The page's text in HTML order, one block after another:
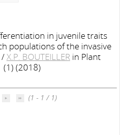
in juvenile traits
populations of the invasive
/X.P. BOUTEILLER in Plant
(1) (2018)
(1 - 1 / 1)